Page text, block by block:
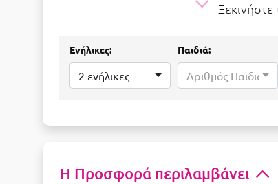
Ενήλικες:
2 ενήλικες
Παιδιά:
Αριθμός Παιδιών...
Η Προσφορά περιλαμβάνει